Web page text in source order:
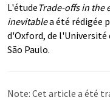
L'étude Trade-offs in
inevitablea été rédigée
d'Oxford, de l'Université
São Paulo.
Note: Cet article a été